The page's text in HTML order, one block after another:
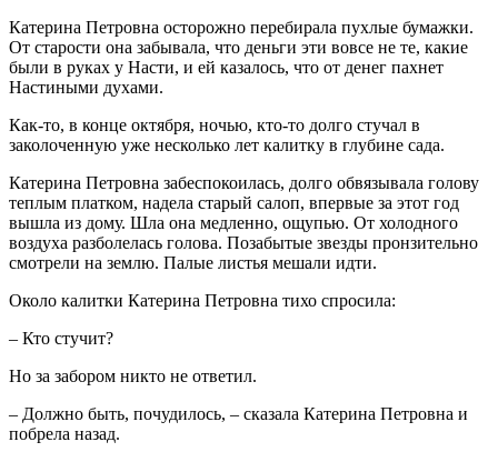
Катерина Петровна осторожно перебирала пухлые бумажки.
От старости она забывала, что деньги эти вовсе не те, какие
были в руках у Насти, и ей казалось, что от денег пахнет
Настиными духами.
Как-то, в конце октября, ночью, кто-то долго стучал в
заколоченную уже несколько лет калитку в глубине сада.
Катерина Петровна забеспокоилась, долго обвязывала голову
теплым платком, надела старый салоп, впервые за этот год
вышла из дому. Шла она медленно, ощупью. От холодного
воздуха разболелась голова. Позабытые звезды пронзительно
смотрели на землю. Палые листья мешали идти.
Около калитки Катерина Петровна тихо спросила:
– Кто стучит?
Но за забором никто не ответил.
– Должно быть, почудилось, – сказала Катерина Петровна и
побрела назад.